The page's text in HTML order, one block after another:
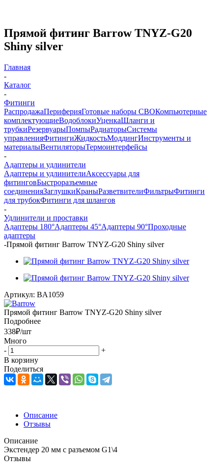
Прямой фитинг Barrow TNYZ-G20
Shiny silver
Главная
-
Каталог
-
Фитинги
РаспродажаПериферияГотовые наборы СВОКомпьютерные
комплектующиеВодоблокиУценкаШланги и
трубкиРезервуарыПомпыРадиаторыСистемы
управленияФитингиЖидкостьМоддингИнструменты и
материалыВентиляторыТермоинтерфейсы
-
Адаптеры и удлинители
Адаптеры и удлинителиАксессуары для
фитинговБыстроразъемные
соединенияЗаглушкиКраныРазветвителиФильтрыФитинги
для трубокФитинги для шлангов
-
Удлинители и проставки
Адаптеры 180°Адаптеры 45°Адаптеры 90°Проходные
адаптеры
-Прямой фитинг Barrow TNYZ-G20 Shiny silver
Артикул: BA1059
Прямой фитинг Barrow TNYZ-G20 Shiny silver
Подробнее
338₽/шт
Много
-
+
В корзину
Поделиться
Описание
Отзывы
Описание
Экстендер 20 мм с разъемом G1\4
Отзывы